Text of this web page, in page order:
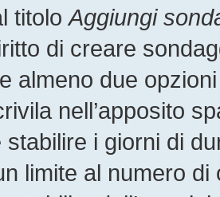
titoloAggiungi
di creare
almeno due
nell’apposito
stabilire i giorni di
limite al numero